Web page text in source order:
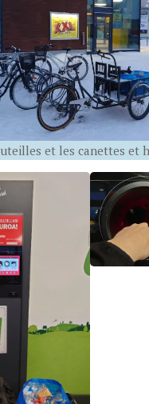
et les canettes et